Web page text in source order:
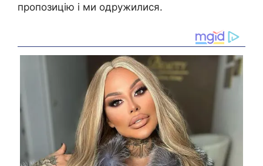
пропозицію і ми одружилися.